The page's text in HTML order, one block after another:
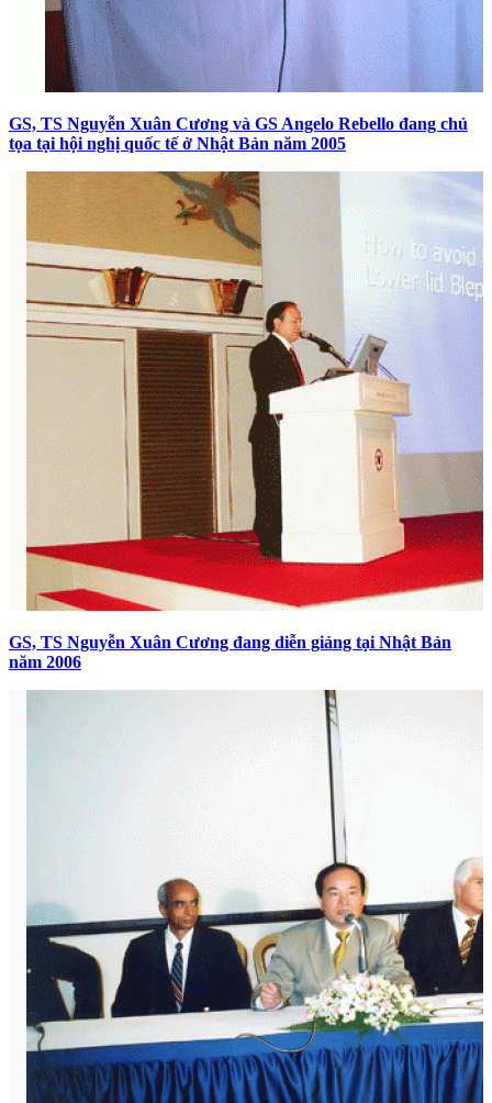
GS, TS Nguyễn Xuân Cương và GS Angelo Rebello đang chủ
tọa tại hội nghị quốc tế ở Nhật Bản năm 2005
GS, TS Nguyễn Xuân Cương đang diễn giảng tại Nhật Bản
năm 2006